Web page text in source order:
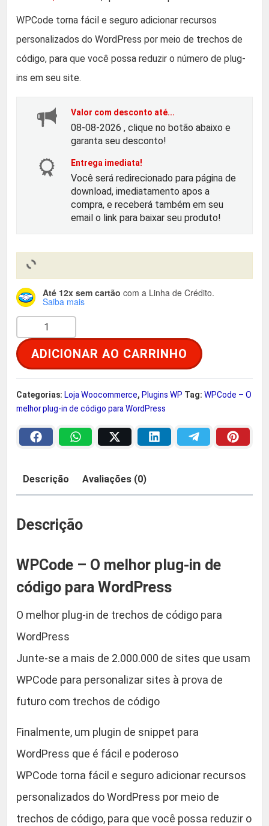
r
ç
o
o
r
i
g
i
n
a
l
e
r
a
R
5
9
9
r
o
a
t
u
a
l
é
R
$
2
,
.
WPCode torna fácil e seguro adicionar recursos
personalizados do WordPress por meio de trechos de
código, para que você possa reduzir o número de plug-
ins em seu site.
Valor com desconto até...
08-08-2026 , clique no botão abaixo e
garanta seu desconto!
Entrega imediata!
Você será redirecionado para página de
download, imediatamento apos a
compra, e receberá também em seu
email o link para baixar seu produto!
Até 12x sem cartão com a Linha de Crédito.
Saiba mais
P
C
d
e
o
l
u
-
i
d
e
c
d
g
o
p
ADICIONAR AO CARRINHO
Categorias: Loja Woocommerce, Plugins WP Tag: WPCode – O
melhor plug-in de código para WordPress
Descrição Avaliações (0)
Descrição
WPCode – O melhor plug-in de
código para WordPress
O melhor plug-in de trechos de código para
WordPress
Junte-se a mais de 2.000.000 de sites que usam
WPCode para personalizar sites à prova de
futuro com trechos de código
Finalmente, um plugin de snippet para
WordPress que é fácil e poderoso
WPCode torna fácil e seguro adicionar recursos
personalizados do WordPress por meio de
trechos de código, para que você possa reduzir o